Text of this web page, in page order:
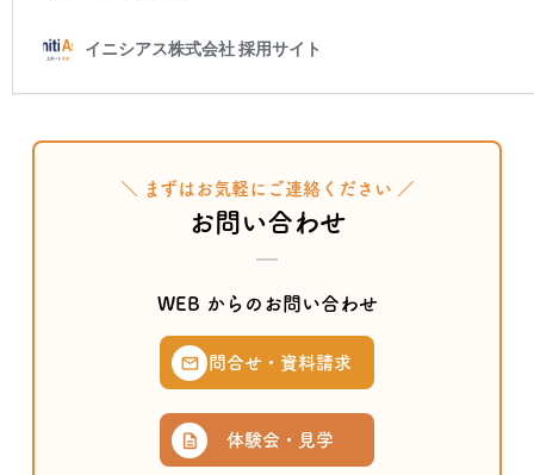
＼ まずはお気軽にご連絡ください ／
お問い合わせ
WEB からのお問い合わせ
問合せ・資料請求
体験会・見学